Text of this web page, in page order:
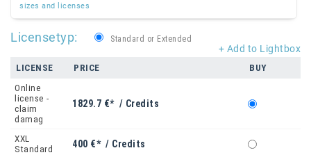
sizes and licenses
+ Add to Lightbox
Licensetyp: Standard or Extended
LICENSE PRICE
BUY
Online
license -
claim
damag
1829.7 €* / Credits
XXL
Standard
400 €* / Credits